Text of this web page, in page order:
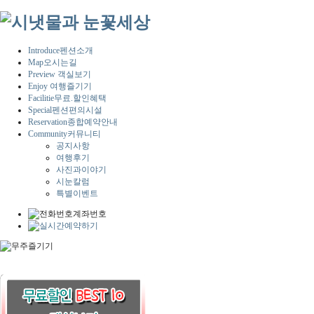
Introduce펜션소개
Map오시는길
Preview 객실보기
Enjoy 여행즐기기
Facilitie무료.할인혜택
Special펜션편의시설
Reservation종합예약안내
Community커뮤니티
공지사항
여행후기
사진과이야기
시눈칼럼
특별이벤트